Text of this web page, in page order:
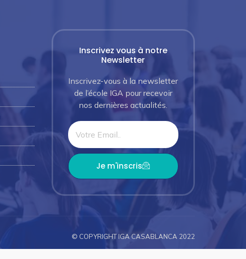
Inscrivez vous à notre
Newsletter
Inscrivez-vous à la newsletter
de l’école IGA pour recevoir
nos dernières actualités.
Je m'inscris
© COPYRIGHT IGA CASABLANCA 2022